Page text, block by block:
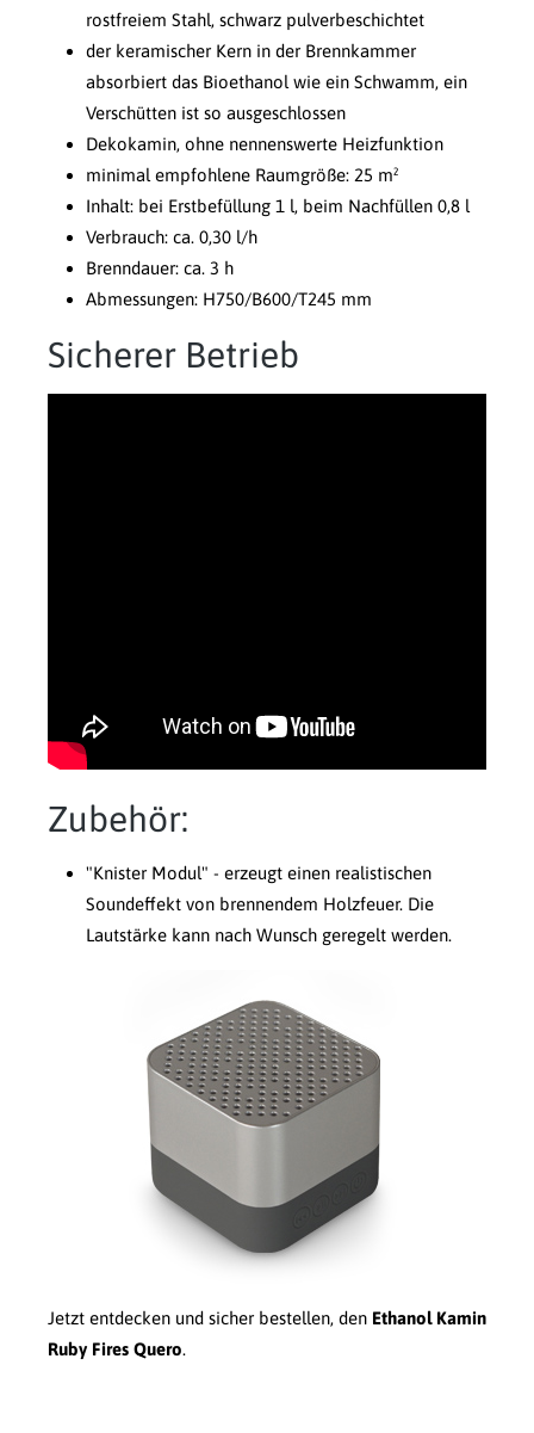
rostfreiem Stahl, schwarz pulverbeschichtet
der keramischer Kern in der Brennkammer
absorbiert das Bioethanol wie ein Schwamm, ein
Verschütten ist so ausgeschlossen
Dekokamin, ohne nennenswerte Heizfunktion
minimal empfohlene Raumgröße: 25 m²
Inhalt: bei Erstbefüllung 1 l, beim Nachfüllen 0,8 l
Verbrauch: ca. 0,30 l/h
Brenndauer: ca. 3 h
Abmessungen: H750/B600/T245 mm
Sicherer Betrieb
Zubehör:
"Knister Modul" - erzeugt einen realistischen
Soundeffekt von brennendem Holzfeuer. Die
Lautstärke kann nach Wunsch geregelt werden.
Jetzt entdecken und sicher bestellen, den Ethanol Kamin
Ruby Fires Quero.